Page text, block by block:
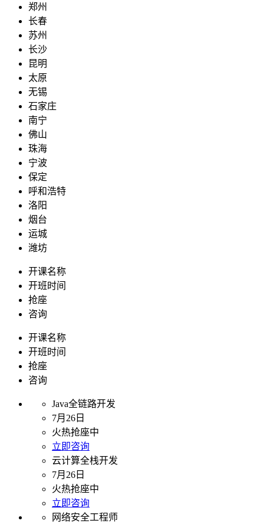
郑州
长春
苏州
长沙
昆明
太原
无锡
石家庄
南宁
佛山
珠海
宁波
保定
呼和浩特
洛阳
烟台
运城
潍坊
开课名称
开班时间
抢座
咨询
开课名称
开班时间
抢座
咨询
Java全链路开发
7月26日
火热抢座中
立即咨询
云计算全栈开发
7月26日
火热抢座中
立即咨询
网络安全工程师